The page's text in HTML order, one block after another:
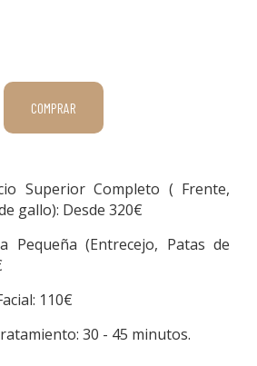
COMPRAR
Superior Completo ( Frente,
gallo): Desde 320€
Pequeña (Entrecejo, Patas de
110€
30 - 45 minutos.